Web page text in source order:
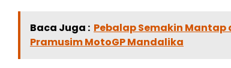
Baca Juga : Pebalap Semakin Mantap
Pramusim MotoGP Mandalika